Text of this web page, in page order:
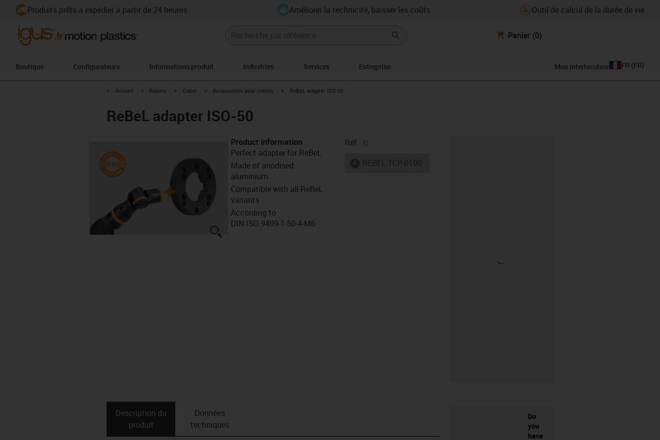
Produits prêts à expédier à partir de 24 heures Améliorer la technicité, baisser les coûts Outil de calcul de la durée de vie
Panier (0)
Boutique Configurateurs Informations produit Industries Services Entreprise Mon interlocuteur FR (FR)
igus-icon-arrow-right
Accueil igus-icon-arrow-right
Robots igus-icon-arrow-right
Cobot igus-icon-arrow-right
Accessoires pour cobots igus-icon-arrow-right
ReBeL adapter ISO-50
ReBeL adapter ISO-50
Product information
Perfect adapter for ReBeL
Made of anodised
aluminium
Compatible with all ReBeL
variants
According to
DIN ISO 9409-1-50-4-M6
Réf.
Description du
produit
Données
techniques
Do
you
have